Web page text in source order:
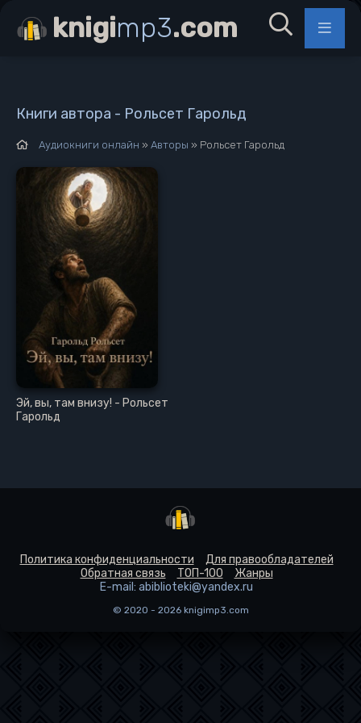
Книги автора - Рольсет Гарольд
Аудиокниги онлайн » Авторы » Рольсет Гарольд
Эй, вы, там внизу! - Рольсет
Гарольд
knigimp3.com
Политика конфиденциальности
Для правообладателей
Обратная связь
ТОП-100
Жанры
E-mail: abiblioteki@yandex.ru
© 2020 - 2026 knigimp3.com